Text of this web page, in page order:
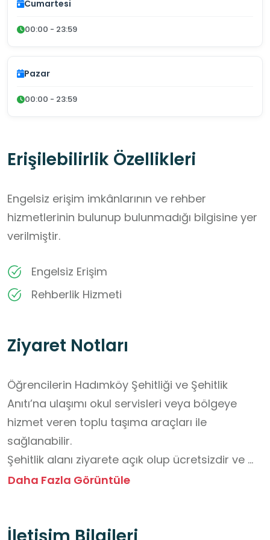
Cumartesi
00:00 - 23:59
Pazar
00:00 - 23:59
Erişilebilirlik Özellikleri
Engelsiz erişim imkânlarının ve rehber
hizmetlerinin bulunup bulunmadığı bilgisine yer
verilmiştir.
Engelsiz Erişim
Rehberlik Hizmeti
Ziyaret Notları
Öğrencilerin Hadımköy Şehitliği ve Şehitlik
Anıtı’na ulaşımı okul servisleri veya bölgeye
hizmet veren toplu taşıma araçları ile
sağlanabilir.
Şehitlik alanı ziyarete açık olup ücretsizdir ve
giriş için herhangi bir ücret alınmamaktadır.
uymaları ve alanın taşıdığı manevi değere
Daha Fazla Görüntüle